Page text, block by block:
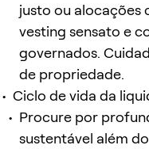
justo ou alocações
vesting sensato e
governados.
de propriedade.
Ciclo de vida da
Procure por
sustentável além